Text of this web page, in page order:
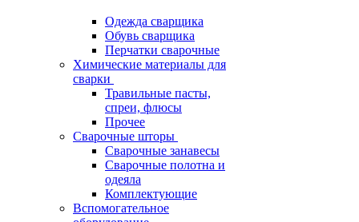
Одежда сварщика
Обувь сварщика
Перчатки сварочные
Химические материалы для
сварки
Травильные пасты,
спреи, флюсы
Прочее
Сварочные шторы
Сварочные занавесы
Сварочные полотна и
одеяла
Комплектующие
Вспомогательное